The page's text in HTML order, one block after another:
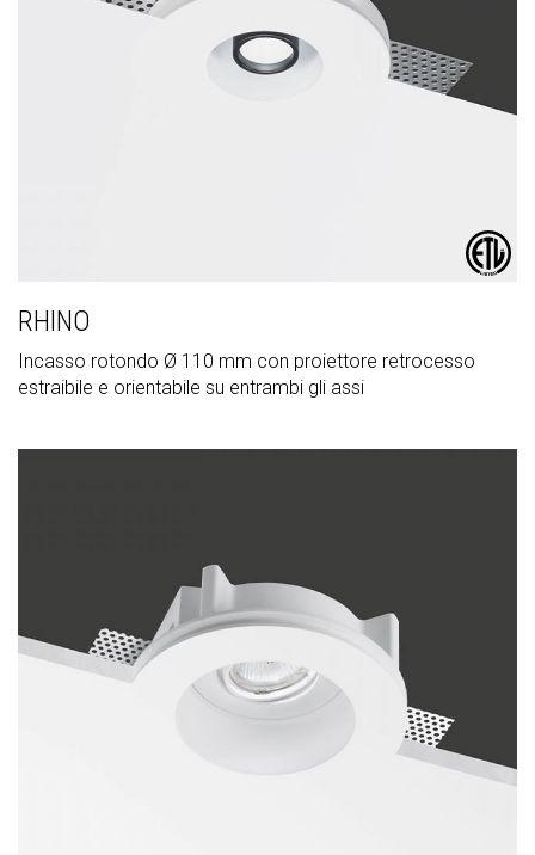
RHINO
Incasso rotondo Ø 110 mm con proiettore retrocesso
estraibile e orientabile su entrambi gli assi